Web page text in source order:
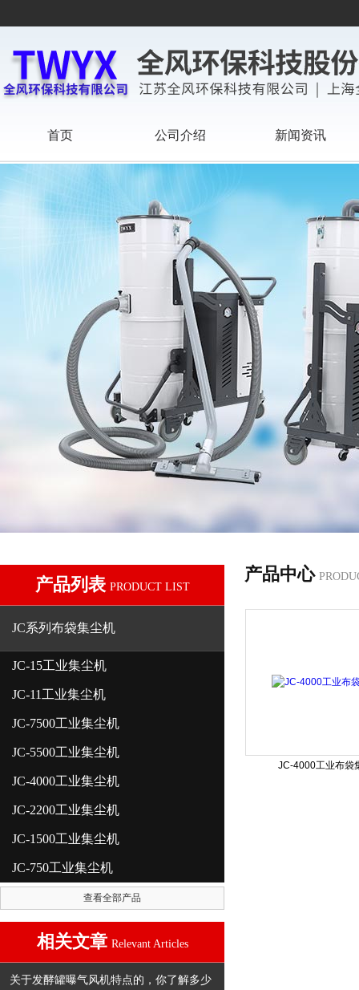
首页 公司介绍 新闻资讯
产品列表 PRODUCT LIST
JC系列布袋集尘机
JC-15工业集尘机
JC-11工业集尘机
JC-7500工业集尘机
JC-5500工业集尘机
JC-4000工业集尘机
JC-2200工业集尘机
JC-1500工业集尘机
JC-750工业集尘机
查看全部产品
相关文章 Relevant Articles
关于发酵罐曝气风机特点的，你了解多少
产品中心
JC-4000工业布袋